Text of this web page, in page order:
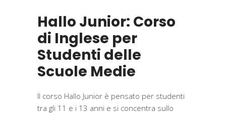
Hallo Junior: Corso
di Inglese per
Studenti delle
Scuole Medie
Il corso Hallo Junior è pensato per studenti
tra gli 11 e i 13 anni e si concentra sullo